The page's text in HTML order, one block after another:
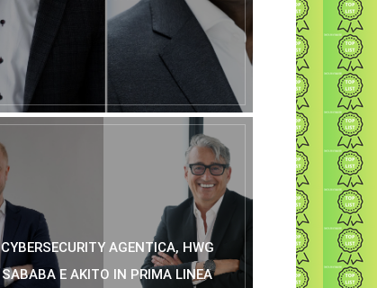
CYBERSECURITY AGENTICA, HWG
SABABA E AKITO IN PRIMA LINEA